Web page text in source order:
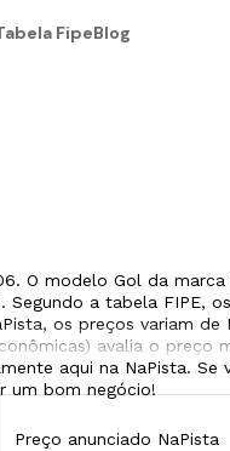
FipeBlog
O modelo Gol da
a tabela FIPE,
os preços variam de
avalia o preço
aqui na NaPista. Se
um bom negócio!
Preço anunciado NaPista